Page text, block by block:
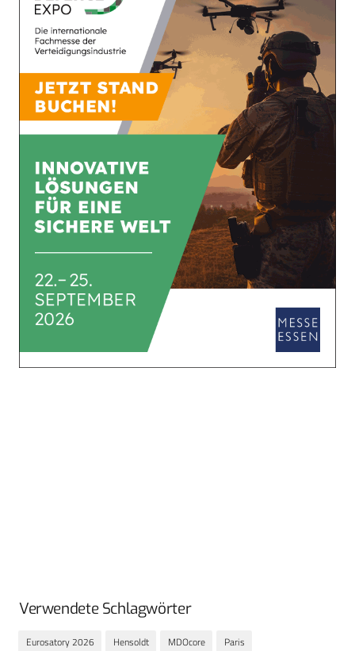
Verwendete Schlagwörter
Eurosatory 2026 Hensoldt MDOcore
Paris